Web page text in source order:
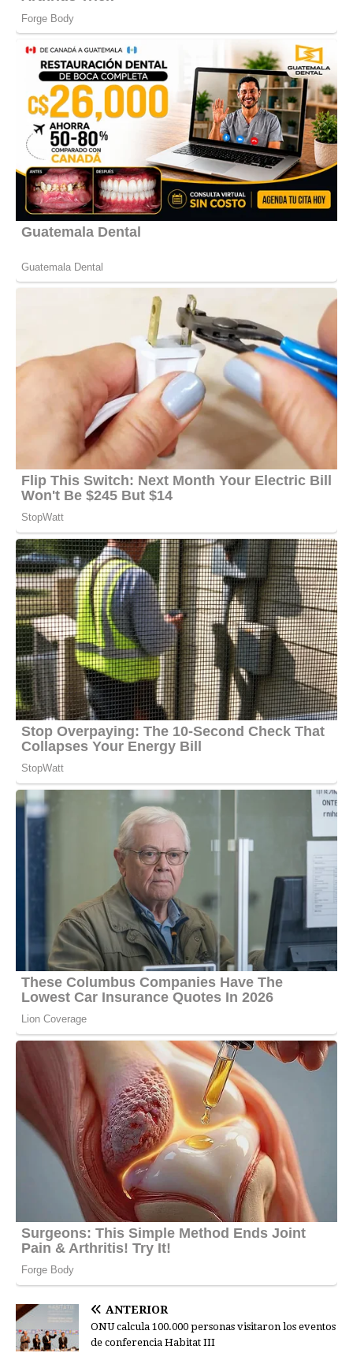
ANTERIOR
ONU calcula 100.000 personas visitaron los eventos
de conferencia Habitat III